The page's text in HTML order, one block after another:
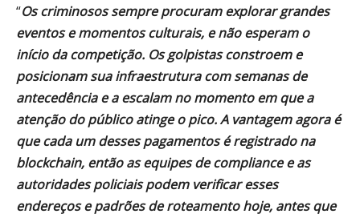
“Os criminosos sempre procuram explorar grandes
eventos e momentos culturais, e não esperam o
início da competição. Os golpistas constroem e
posicionam sua infraestrutura com semanas de
antecedência e a escalam no momento em que a
atenção do público atinge o pico. A vantagem agora é
que cada um desses pagamentos é registrado na
blockchain, então as equipes de compliance e as
autoridades policiais podem verificar esses
endereços e padrões de roteamento hoje, antes que